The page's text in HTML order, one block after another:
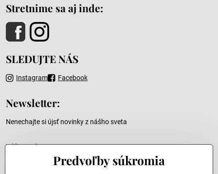
Stretnime sa aj inde:
SLEDUJTE NÁS
Instagram Facebook
Newsletter:
Nenechajte si újsť novinky z nášho sveta
Váš e-mail
Predvoľby súkromia